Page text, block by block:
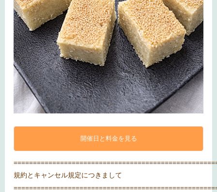
開催日と料金を見る
規約とキャンセル規定につきまして